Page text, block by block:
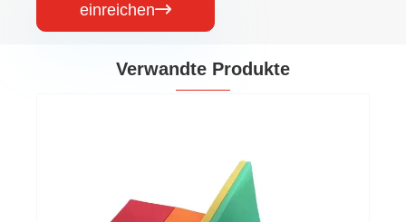
einreichen
Verwandte Produkte